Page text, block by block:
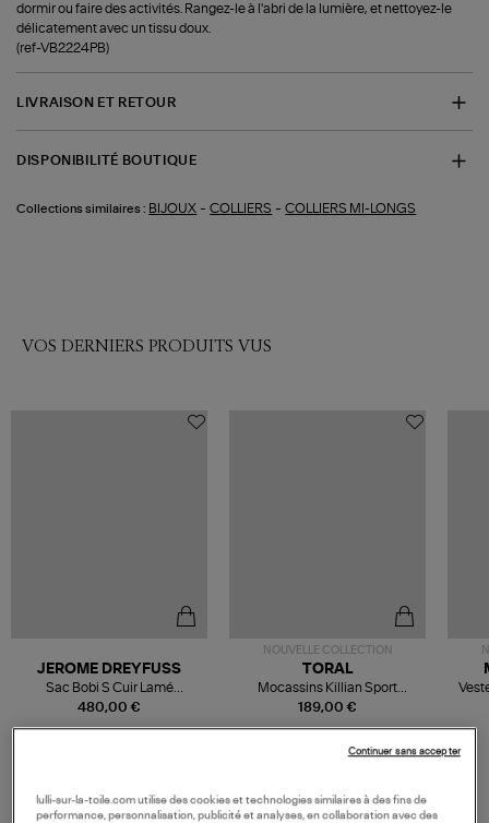
dormir ou faire des activités. Rangez-le à l'abri de la lumière, et nettoyez-le
délicatement avec un tissu doux.
(ref-VB2224PB)
LIVRAISON ET RETOUR
DISPONIBILITÉ BOUTIQUE
Collections similaires : BIJOUX -COLLIERS -COLLIERS MI-LONGS
VOS DERNIERS PRODUITS VUS
480,00 €
JEROME DREYFUSS
Sac Bobi S Cuir Lamé
Champagne
NOUVELLE COLLECTION
189,00 €
TORAL
Mocassins Killian Sport
Mousse
lulli-sur-la-toile.com utilise des cookies et technologies similaires à des fins de
performance, personnalisation, publicité et analyses, en collaboration avec des
Continuer sans accepter